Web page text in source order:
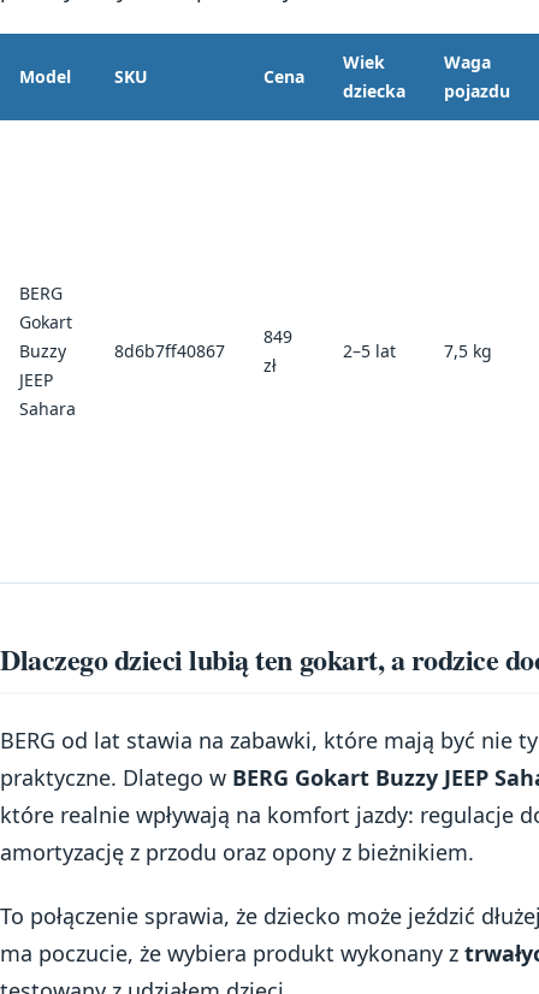
Model SKU Cena
Wiek
dziecka
Waga
pojazdu
BERG
Gokart
Buzzy
JEEP
Sahara
8d6b7ff40867
849
zł
2–5 lat 7,5 kg
Dlaczego dzieci lubią ten gokart, a rodzice
BERG od lat stawia na zabawki, które mają być nie
praktyczne. Dlatego w BERG Gokart Buzzy JEEP
które realnie wpływają na komfort jazdy: regulacje
amortyzację z przodu oraz opony z bieżnikiem.
To połączenie sprawia, że dziecko może jeździć
ma poczucie, że wybiera produkt wykonany z